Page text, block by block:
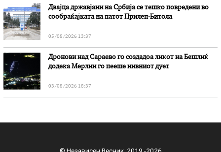
Двајца државјани на Србија се тешко повредени во
сообраќајката на патот Прилеп-Битола
05/08/2026 13:37
Дронови над Сараево го создадоа ликот на Бешлиќ
додека Мерлин го пееше нивниот дует
03/08/2026 18:37